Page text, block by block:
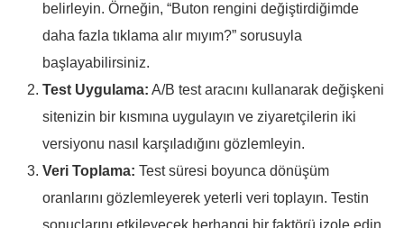
belirleyin. Örneğin, “Buton rengini değiştirdiğimde
daha fazla tıklama alır mıyım?” sorusuyla
başlayabilirsiniz.
Test Uygulama: A/B test aracını kullanarak değişkeni
sitenizin bir kısmına uygulayın ve ziyaretçilerin iki
versiyonu nasıl karşıladığını gözlemleyin.
Veri Toplama: Test süresi boyunca dönüşüm
oranlarını gözlemleyerek yeterli veri toplayın. Testin